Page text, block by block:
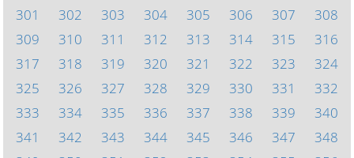
301
302 303 304 305 306 307
308
309
310 311 312 313 314 315
316
317
318 319 320 321 322 323
324
325
326 327 328 329 330 331
332
333
334 335 336 337 338 339
340
341
342 343 344 345 346 347
348